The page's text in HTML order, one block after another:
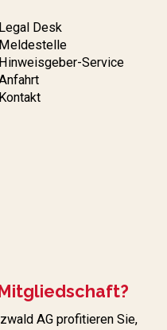
Legal Desk
Meldestelle
Hinweisgeber-Service
Kontakt
AG profitieren Sie,